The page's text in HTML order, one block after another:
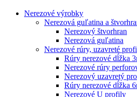
Nerezové výrobky
Nerezová guľatina a
Nerezový štvorhran
Nerezová guľatina
Nerezové rúry, uzavreté
Rúry nerezové dĺžka
Nerezové rúry
Nerezový uzavretý
Rúry nerezové dĺžka
Nerezové U profily